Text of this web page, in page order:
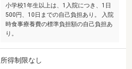
小学校1年生以上は、1入院につき、1日
500円、10日までの自己負担あり。 入院
時食事療養費の標準負担額の自己負担あ
り。
所得制限なし